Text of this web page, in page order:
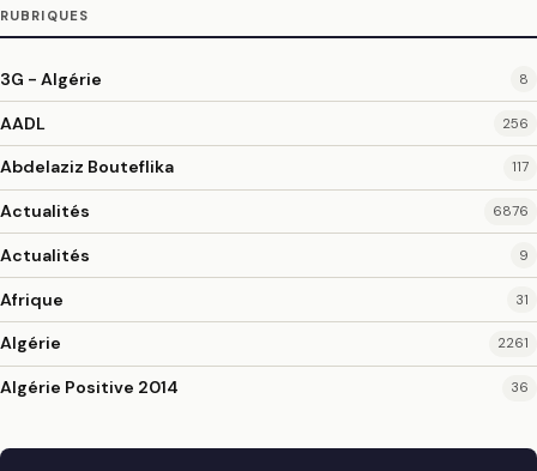
RUBRIQUES
3G - Algérie 8
AADL 256
Abdelaziz Bouteflika 117
Actualités 6876
Actualités 9
Afrique 31
Algérie 2261
Algérie Positive 2014 36